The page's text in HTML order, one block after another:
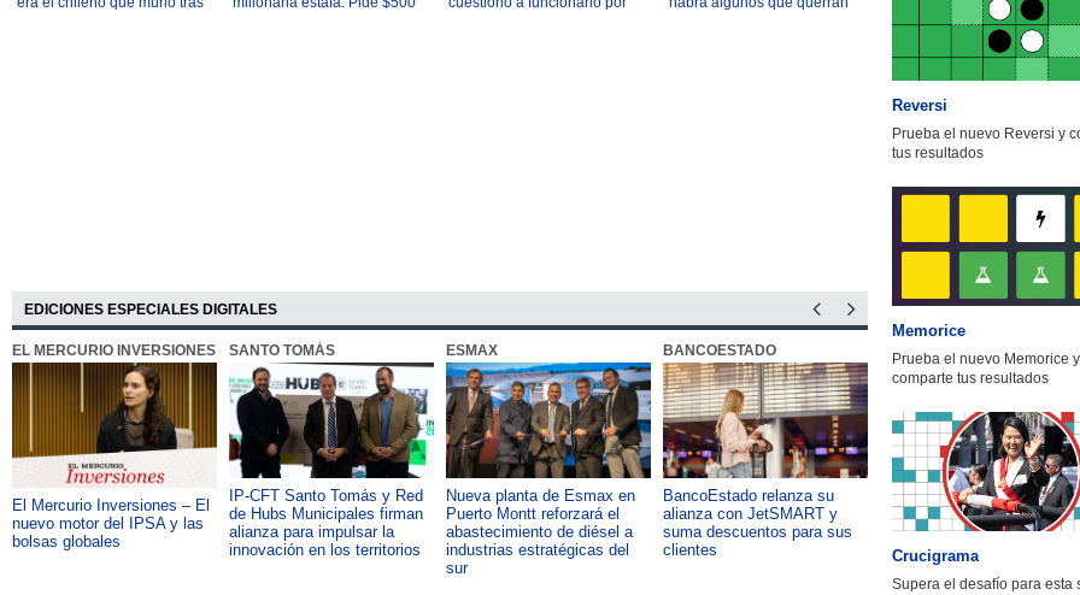
EDICIONES ESPECIALES DIGITALES
EL MERCURIO INVERSIONES
El Mercurio Inversiones – El
nuevo motor del IPSA y las
bolsas globales
SANTO TOMÁS
IP-CFT Santo Tomás y Red
de Hubs Municipales firman
alianza para impulsar la
innovación en los territorios
ESMAX
Nueva planta de Esmax en
Puerto Montt reforzará el
abastecimiento de diésel a
industrias estratégicas del
sur
BANCOESTADO
BancoEstado relanza su
alianza con JetSMART y
suma descuentos para sus
clientes
OTIC CCHC
Capacitación como foco del
desarrollo país: OTIC de la
CChC lanza podcast sobre el
impacto de formar talento
Reversi
Prueba el nuevo Reversi y
tus resultados
Memorice
Prueba el nuevo Memorice y
comparte tus resultados
Crucigrama
Supera el desafío para esta